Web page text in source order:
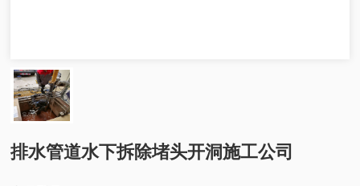
排水管道水下拆除堵头开洞施工公司